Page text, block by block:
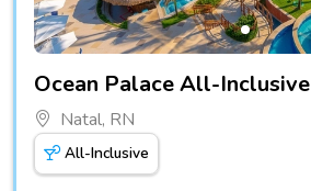
Ocean Palace All-Inclusive
Natal, RN
All-Inclusive